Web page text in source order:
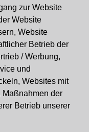
zur Website
Website
Website
Betrieb der
/ Werbung,
und
Websites mit
Maßnahmen der
Betrieb unserer